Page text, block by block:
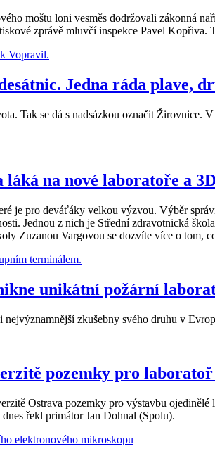
moštu loni vesměs dodržovali zákonná
zprávě mluvčí inspekce Pavel
Jedna ráda plave,
Tak se dá s nadsázkou označit
na nové laboratoře a
je pro deváťáky velkou výzvou. Výběr
Jednou z nich je Střední zdravotnická
Zuzanou Vargovou se dozvíte více o tom,
unikátní požární
nejvýznamnější zkušebny svého druhu v
pozemky pro laboratoř
Ostrava pozemky pro výstavbu
řekl primátor Jan Dohnal (Spolu).